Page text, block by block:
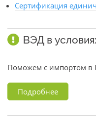
Сертификация
ВЭД в
Поможем с импортом в
Подробнее